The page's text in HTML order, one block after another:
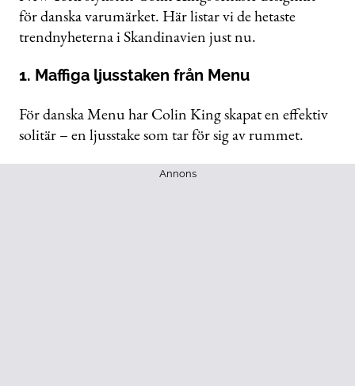
för danska varumärket. Här listar vi de hetaste
trendnyheterna i Skandinavien just nu.
1. Maffiga ljusstaken från Menu
För danska Menu har Colin King skapat en effektiv
solitär – en ljusstake som tar för sig av rummet.
Annons